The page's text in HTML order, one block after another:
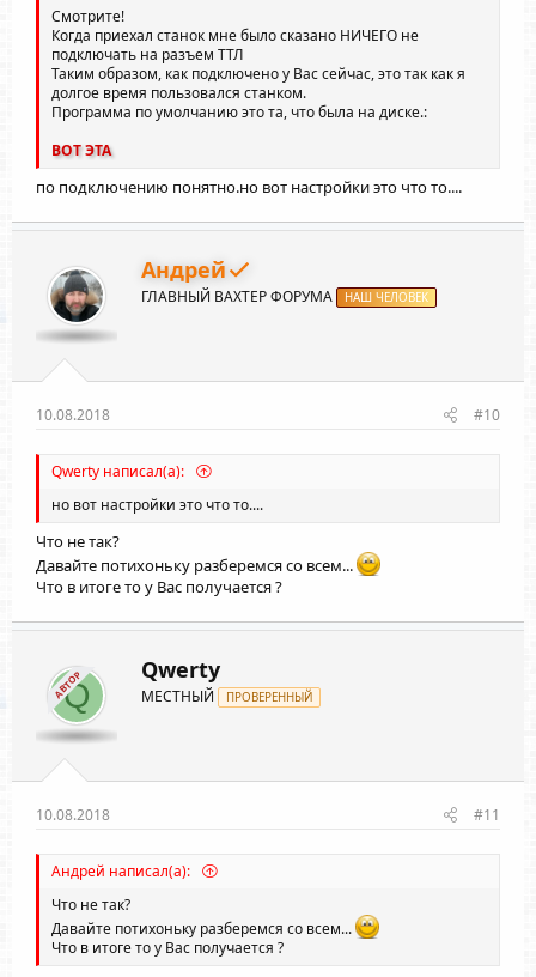
Смотрите!
Когда приехал станок мне было сказано НИЧЕГО не
подключать на разъем ТТЛ
Таким образом, как подключено у Вас сейчас, это так как я
долгое время пользовался станком.
Программа по умолчанию это та, что была на диске.:
ВОТ ЭТА
по подключению понятно.но вот настройки это что то....
Андрей
ГЛАВНЫЙ ВАХТЕР ФОРУМА НАШ ЧЕЛОВЕК
10.08.2018 #10
Qwerty написал(а):
но вот настройки это что то....
Что не так?
Давайте потихоньку разберемся со всем...
Что в итоге то у Вас получается ?
АВТОР
Q
Qwerty
МЕСТНЫЙ ПРОВЕРЕННЫЙ
10.08.2018 #11
Андрей написал(а):
Что не так?
Давайте потихоньку разберемся со всем...
Что в итоге то у Вас получается ?